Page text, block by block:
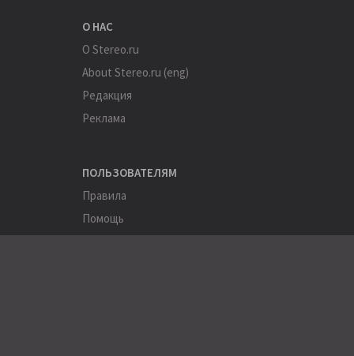
О НАС
О Stereo.ru
About Stereo.ru (eng)
Редакция
Реклама
ПОЛЬЗОВАТЕЛЯМ
Правила
Помощь